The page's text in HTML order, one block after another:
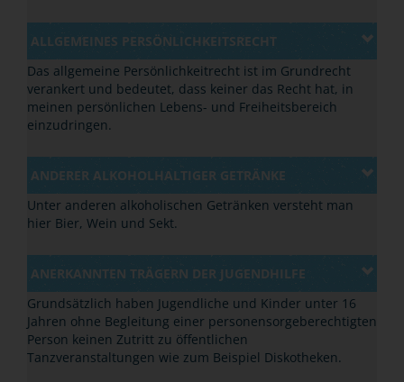
ALLGEMEINES PERSÖNLICHKEITSRECHT
Das allgemeine Persönlichkeitrecht ist im Grundrecht
verankert und bedeutet, dass keiner das Recht hat, in
meinen persönlichen Lebens- und Freiheitsbereich
einzudringen.
ANDERER ALKOHOLHALTIGER GETRÄNKE
Unter anderen alkoholischen Getränken versteht man
hier Bier, Wein und Sekt.
ANERKANNTEN TRÄGERN DER JUGENDHILFE
Grundsätzlich haben Jugendliche und Kinder unter 16
Jahren ohne Begleitung einer personensorgeberechtigten
Person keinen Zutritt zu öffentlichen
Tanzveranstaltungen wie zum Beispiel Diskotheken.